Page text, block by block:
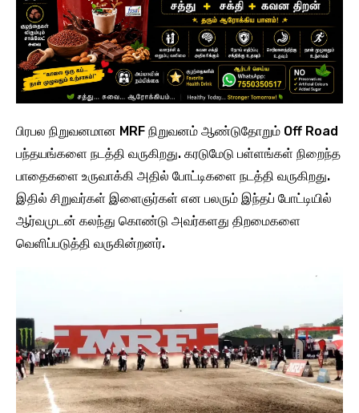
பிரபல நிறுவனமான MRF நிறுவனம் ஆண்டுதோறும் Off Road
பந்தயங்களை நடத்தி வருகிறது. கரடுமேடு பள்ளங்கள் நிறைந்த
பாதைகளை உருவாக்கி அதில் போட்டிகளை நடத்தி வருகிறது.
இதில் சிறுவர்கள் இளைஞர்கள் என பலரும் இந்தப் போட்டியில்
ஆர்வமுடன் கலந்து கொண்டு அவர்களது திறமைகளை
வெளிப்படுத்தி வருகின்றனர்.